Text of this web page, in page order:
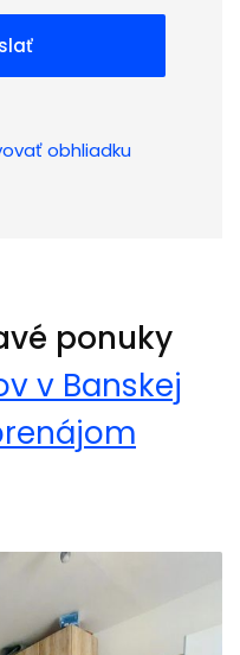
obhliadku
ponuky
v Banskej